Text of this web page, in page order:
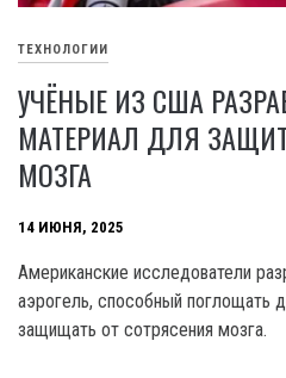
ТЕХНОЛОГИИ
УЧЁНЫЕ ИЗ США
МАТЕРИАЛ ДЛЯ
МОЗГА
14 ИЮНЯ, 2025
Американские исследователи
аэрогель, способный поглощать
защищать от сотрясения мозга.